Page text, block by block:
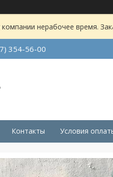
компании нерабочее время.
354-56-00
Контакты Условия